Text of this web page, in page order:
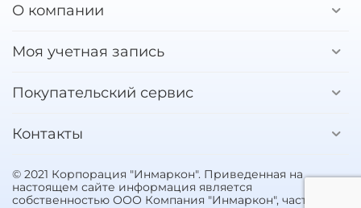
О компании
Моя учетная запись
Покупательский сервис
Контакты
© 2021 Корпорация "Инмаркон". Приведенная на
настоящем сайте информация является
собственностью ООО Компания "Инмаркон", частичное